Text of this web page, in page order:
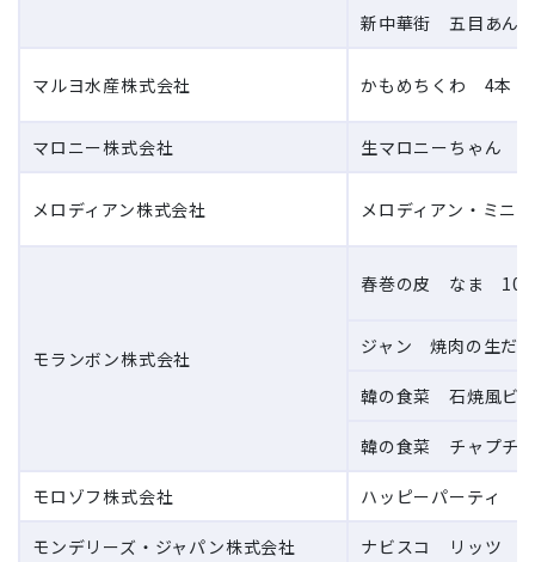
新中華街 五目あん
マルヨ水産株式会社 かもめちくわ 4本
マロニー株式会社 生マロニーちゃん
メロディアン株式会社 メロディアン・ミ
モランボン株式会社
春巻の皮 なま 10
ジャン 焼肉の生だ
韓の食菜 石焼風ビ
韓の食菜 チャプチ
モロゾフ株式会社 ハッピーパーティ
モンデリーズ・ジャパン株式会社 ナビスコ リッツ